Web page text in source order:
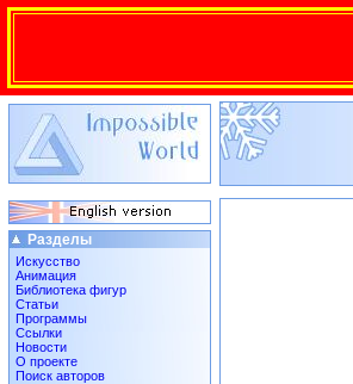
Разделы
Искусство
Анимация
Библиотека фигур
Статьи
Программы
Ссылки
Новости
О проекте
Поиск авторов